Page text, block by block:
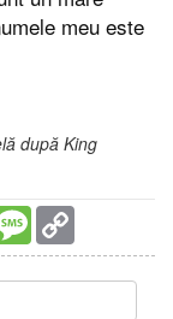
meu este
după King
Message